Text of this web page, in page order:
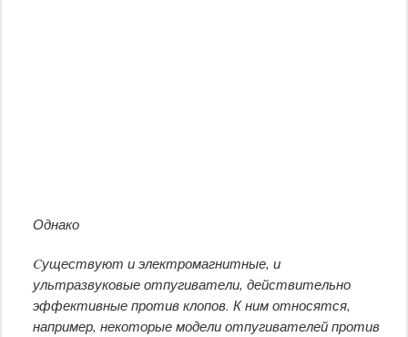
Однако
Cуществуют и электромагнитные, и
ультразвуковые отпугиватели, действительно
эффективные против клопов. К ним относятся,
например, некоторые модели отпугивателей против